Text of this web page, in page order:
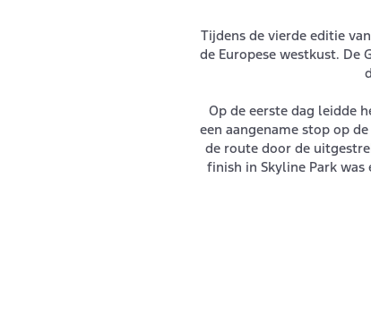
Tijdens de vierde editie
de Europese westkust. De
Op de eerste dag leidde
een aangename stop op
de route door de
finish in Skyline Park